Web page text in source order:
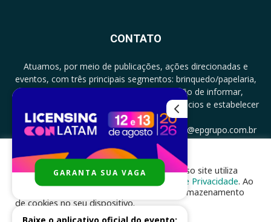
CONTATO
Atuamos, por meio de publicações, ações direcionadas e
eventos, com três principais segmentos: brinquedo/papelaria,
licenciamento e zero a três com a missão de informar,
documentar, proporcionar encontro de negócios e estabelecer
parcerias.
CONTATO: +5511994513097 - atendimento@epgrupo.com.br
SIGA-NOS
Para melhor experiência e navegação, nosso site utiliza
cookies, de acordo com a nossa
Política de Privacidade. Ao
clicar em “aceito”, você concorda com o armazenamento
de cookies no seu dispositivo.
GARANTA SUA VAGA